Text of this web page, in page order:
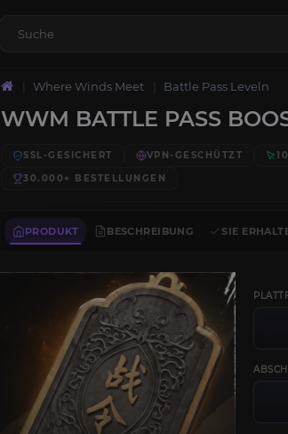
Where Winds Meet Battle Pass Leveln
WWM BATTLE PASS
SSL-GESICHERT VPN-GESCHÜTZT
30.000+
BESTELLUNGEN
PRODUKT BESCHREIBUNG SIE